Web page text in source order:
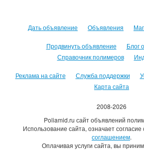
Дать объявление Объявления
Продвинуть объявление
Блог
Справочник полимеров
Реклама на сайте Служба поддержки
Карта сайта
2008-2026
Poliamid.ru сайт объявлений
Использование сайта, означает согласие
соглашением.
Оплачивая услуги сайта, вы